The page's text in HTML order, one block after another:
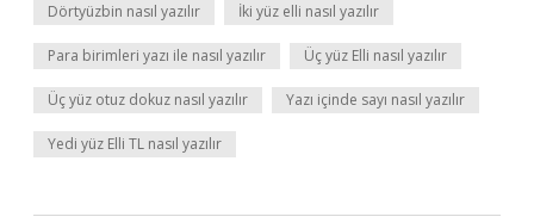
Dörtyüzbin nasıl yazılır İki yüz elli nasıl yazılır
Para birimleri yazı ile nasıl yazılır Üç yüz Elli nasıl yazılır
Üç yüz otuz dokuz nasıl yazılır Yazı içinde sayı nasıl yazılır
Yedi yüz Elli TL nasıl yazılır